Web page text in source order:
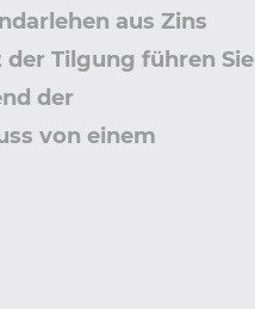
aus Zins
Tilgung führen Sie
der
von einem